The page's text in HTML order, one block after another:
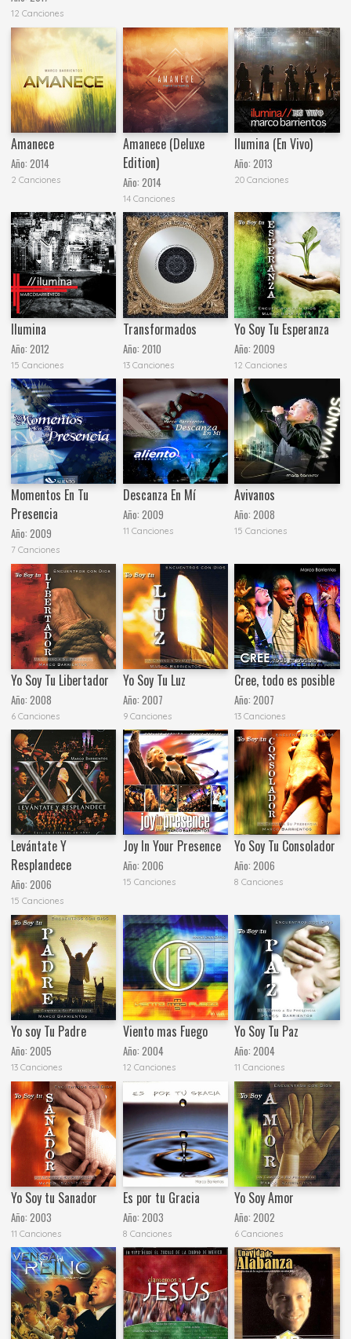
12 Canciones
Amanece
Año:2014
2 Canciones
Amanece (Deluxe
Edition)
Año: 2014
14 Canciones
Ilumina (En Vivo)
Año:2013
20 Canciones
Ilumina
Año:2012
15 Canciones
Transformados
Año: 2010
13 Canciones
Yo Soy Tu Esperanza
Año:2009
12 Canciones
Momentos En Tu
Presencia
Año:2009
7 Canciones
Descanza En Mí
Año: 2009
11 Canciones
Avivanos
Año:2008
15 Canciones
Yo Soy Tu Libertador
Año:2008
6 Canciones
Yo Soy Tu Luz
Año: 2007
9 Canciones
Cree, todo es posible
Año:2007
13 Canciones
Levántate Y
Resplandece
Año:2006
15 Canciones
Joy In Your Presence
Año: 2006
15 Canciones
Yo Soy Tu Consolador
Año:2006
8 Canciones
Yo soy Tu Padre
Año:2005
13 Canciones
Viento mas Fuego
Año: 2004
12 Canciones
Yo Soy Tu Paz
Año:2004
11 Canciones
Yo Soy tu Sanador
Año:2003
11 Canciones
Es por tu Gracia
Año: 2003
8 Canciones
Yo Soy Amor
Año:2002
6 Canciones